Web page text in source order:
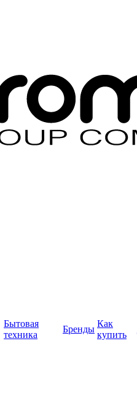
Бытовая
техника
Бренды
Как
купить